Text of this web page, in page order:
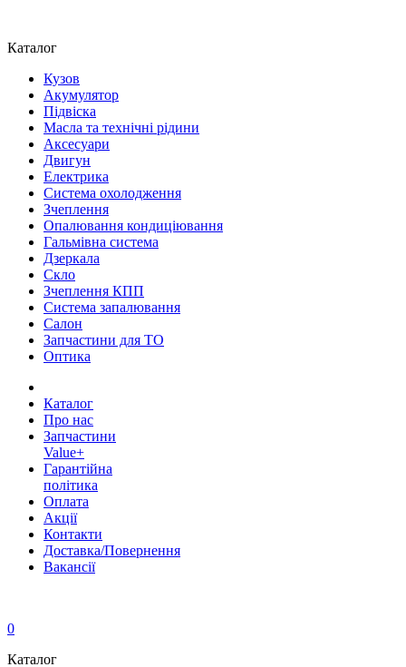
Каталог
Кузов
Акумулятор
Підвіска
Масла та технічні рідини
Аксесуари
Двигун
Електрика
Система охолодження
Зчеплення
Опалювання кондиціювання
Гальмівна система
Дзеркала
Скло
Зчеплення КПП
Система запалювання
Салон
Запчастини для ТО
Оптика
Каталог
Про нас
Запчастини
Value+
Гарантійна
політика
Оплата
Акції
Контакти
Доставка/Повернення
Вакансії
0
Каталог